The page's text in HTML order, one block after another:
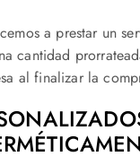
a prestar un
cantidad
al finalizar la